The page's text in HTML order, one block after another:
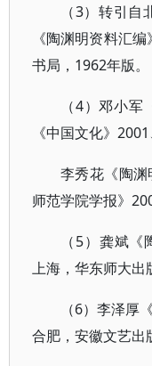
（3）转引
《陶渊明资料汇
书局，1962年版。
（4）邓小
《中国文化》
李秀花《陶
师范学院学报》
（5）龚斌
上海，华东师大出
（6）李泽厚
合肥，安徽文艺出